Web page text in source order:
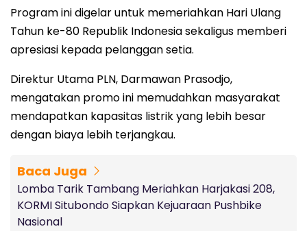
Program ini digelar untuk memeriahkan Hari Ulang
Tahun ke-80 Republik Indonesia sekaligus memberi
apresiasi kepada pelanggan setia.
Direktur Utama PLN, Darmawan Prasodjo,
mengatakan promo ini memudahkan masyarakat
mendapatkan kapasitas listrik yang lebih besar
dengan biaya lebih terjangkau.
Baca Juga
Lomba Tarik Tambang Meriahkan Harjakasi 208,
KORMI Situbondo Siapkan Kejuaraan Pushbike
Nasional